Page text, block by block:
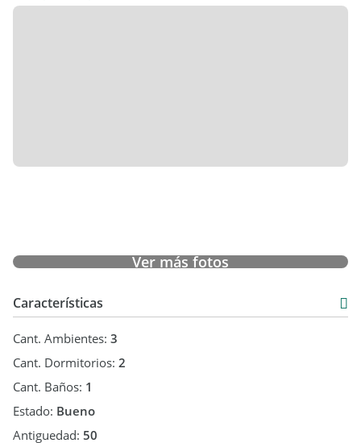
Ver más fotos
Características
Cant. Ambientes: 3
Cant. Dormitorios: 2
Cant. Baños: 1
Estado: Bueno
Antiguedad: 50